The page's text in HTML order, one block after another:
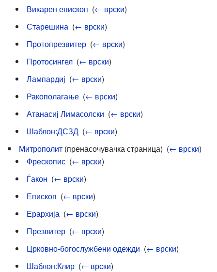
Викарен епископ (← врски)
Старешина (← врски)
Протопрезвитер (← врски)
Протосингел (← врски)
Лампардиј (← врски)
Ракополагање (← врски)
Атанасиј Лимасолски (← врски)
Шаблон:ДСЗД (← врски)
Митрополит (пренасочувачка страница) ‎ (← врски)
Фрескопис (← врски)
Ѓакон (← врски)
Епископ (← врски)
Ерархија (← врски)
Презвитер (← врски)
Црковно-богослужбени одежди (← врски)
Шаблон:Клир (← врски)